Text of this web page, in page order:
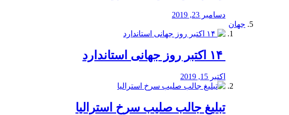
دسامبر 23, 2019
جهان
اکتبر 15, 2019
تبلیغ جالب صلیب سرخ استرالیا